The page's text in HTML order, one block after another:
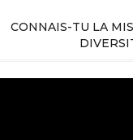
CONNAIS-TU LA